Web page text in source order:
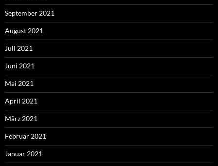
September 2021
August 2021
Juli 2021
Juni 2021
Mai 2021
April 2021
März 2021
Februar 2021
Januar 2021